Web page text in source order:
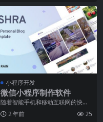
小程序开发
微信小程序制作软件
随着智能手机和移动互联网的快速
发展，手机应用程序已成为人们日
常生活的重要组成部分
2 年前 25